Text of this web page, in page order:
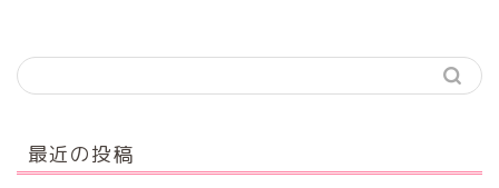
最近の投稿